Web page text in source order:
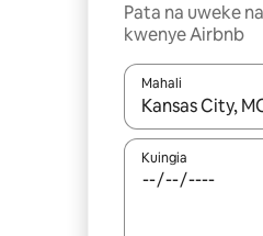
Pata na uweke
kwenye Airbnb
Mahali
Wakati matokeo
Kuingia